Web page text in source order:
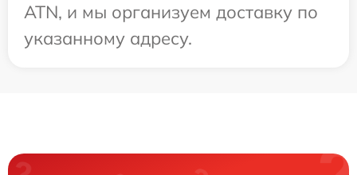
ATN, и мы организуем доставку по
указанному адресу.